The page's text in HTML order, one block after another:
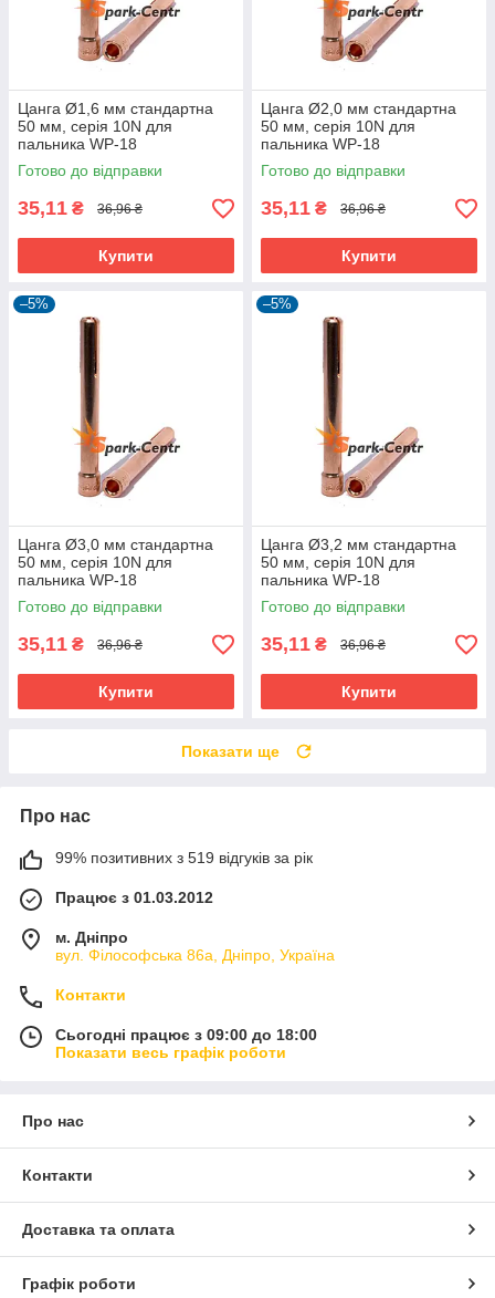
Цанга Ø1,6 мм стандартна
50 мм, серія 10N для
пальника WP-18
Готово до відправки
35,11 ₴ 36,96 ₴
Купити
Цанга Ø2,0 мм стандартна
50 мм, серія 10N для
пальника WP-18
Готово до відправки
35,11 ₴ 36,96 ₴
Купити
–5%
Цанга Ø3,0 мм стандартна
50 мм, серія 10N для
пальника WP-18
Готово до відправки
35,11 ₴ 36,96 ₴
Купити
–5%
Цанга Ø3,2 мм стандартна
50 мм, серія 10N для
пальника WP-18
Готово до відправки
35,11 ₴ 36,96 ₴
Купити
Показати ще
Про нас
99% позитивних з 519 відгуків за рік
Працює з 01.03.2012
м. Дніпро
вул. Філософська 86а, Дніпро, Україна
Контакти
Сьогодні працює з 09:00 до 18:00
Показати весь графік роботи
Про нас
Контакти
Доставка та оплата
Графік роботи